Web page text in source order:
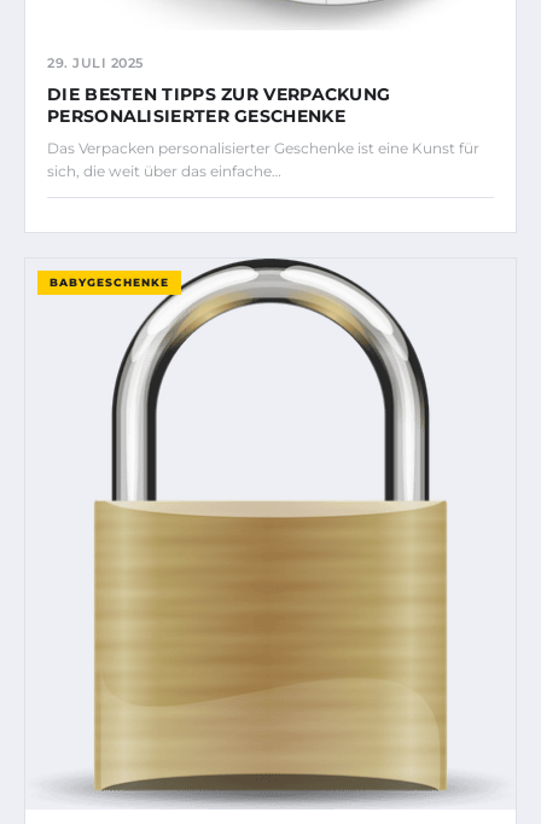
29. JULI 2025
DIE BESTEN TIPPS ZUR VERPACKUNG
PERSONALISIERTER GESCHENKE
Das Verpacken personalisierter Geschenke ist eine Kunst für
sich, die weit über das einfache…
BABYGESCHENKE